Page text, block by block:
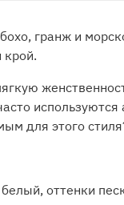
гранж и
для этого
оттенки